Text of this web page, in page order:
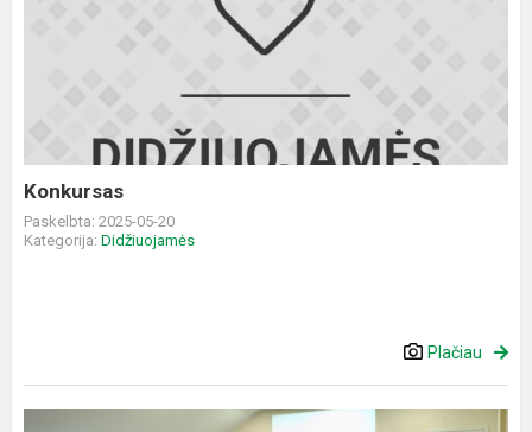
Konkursas
Paskelbta: 2025-05-20
Kategorija: Didžiuojamės
Plačiau